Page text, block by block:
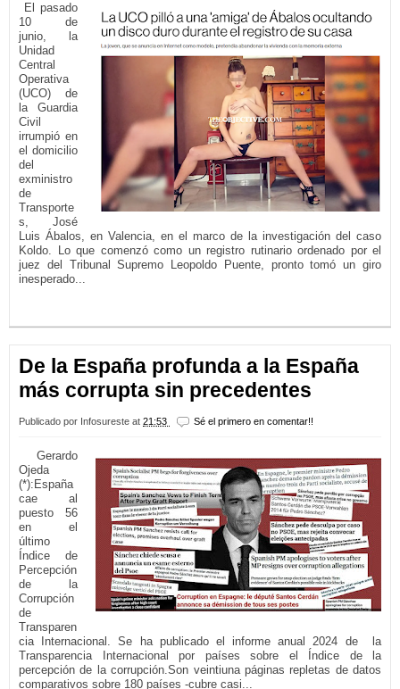
El pasado
10 de
junio, la
Unidad
Central
Operativa
(UCO) de
la Guardia
Civil
irrumpió en
el domicilio
del
exministro
de
Transporte
s, José
Luis Ábalos, en Valencia, en el marco de la investigación del caso
Koldo. Lo que comenzó como un registro rutinario ordenado por el
juez del Tribunal Supremo Leopoldo Puente, pronto tomó un giro
inesperado...
De la España profunda a la España
más corrupta sin precedentes
Publicado por Infosureste at 21:53 Sé el primero en comentar!!
Gerardo
Ojeda
(*):España
cae al
puesto 56
en el
último
Índice de
Percepción
de la
Corrupción
de
Transparen
cia Internacional. Se ha publicado el informe anual 2024 de la
Transparencia Internacional por países sobre el Índice de la
percepción de la corrupción.Son veintiuna páginas repletas de datos
comparativos sobre 180 países -cubre casi...